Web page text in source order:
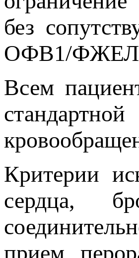
без
ОФВ1/ФЖЕЛ
Всем
Критерии
сердца,
прием